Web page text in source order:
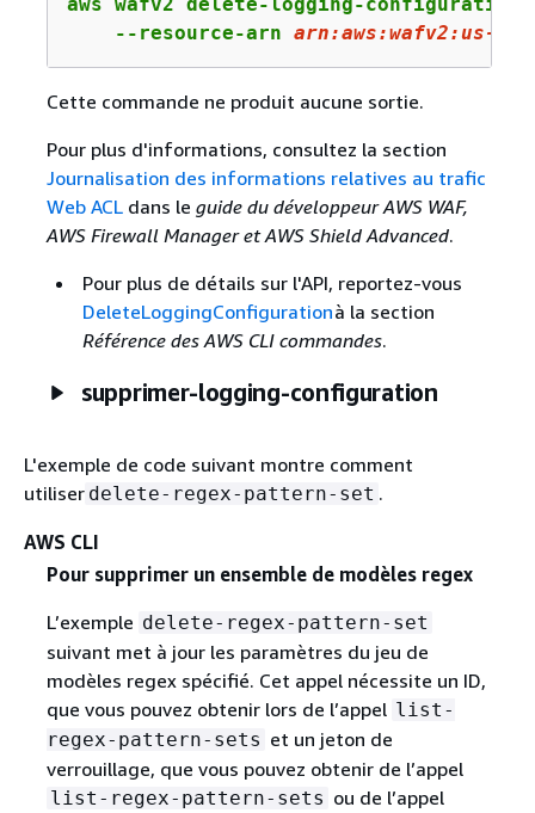
    --resource-arn
arn:aws:wafv2:us-
Cette commande ne produit aucune sortie.
Pour plus d'informations, consultez la section
Journalisation des informations relatives au trafic
Web ACLdans le guide du développeur AWS WAF,
AWS Firewall Manager et AWS Shield Advanced.
Pour plus de détails sur l'API, reportez-vous
DeleteLoggingConfigurationà la section
Référence des AWS CLI commandes.
supprimer-logging-configuration
L'exemple de code suivant montre comment
utiliser delete-regex-pattern-set .
AWS CLI
Pour supprimer un ensemble de modèles regex
L’exemple delete-regex-pattern-set
suivant met à jour les paramètres du jeu de
modèles regex spécifié. Cet appel nécessite un ID,
que vous pouvez obtenir lors de l’appel list-
regex-pattern-sets et un jeton de
verrouillage, que vous pouvez obtenir de l’appel
list-regex-pattern-sets ou de l’appel